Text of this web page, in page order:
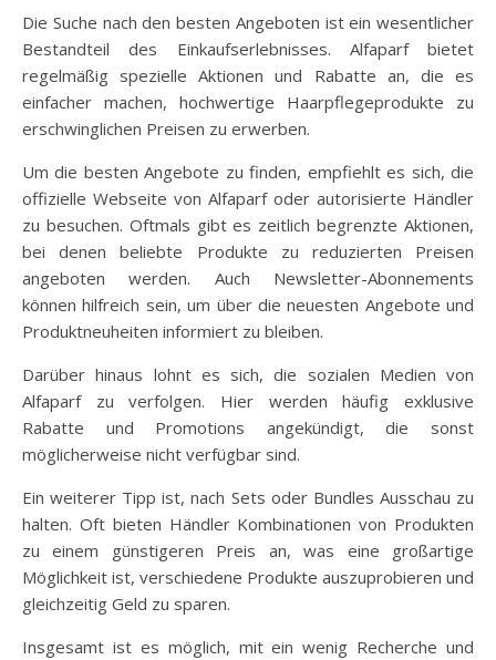
Die Suche nach den besten Angeboten ist ein wesentlicher
Bestandteil des Einkaufserlebnisses. Alfaparf bietet
regelmäßig spezielle Aktionen und Rabatte an, die es
einfacher machen, hochwertige Haarpflegeprodukte zu
erschwinglichen Preisen zu erwerben.
Um die besten Angebote zu finden, empfiehlt es sich, die
offizielle Webseite von Alfaparf oder autorisierte Händler
zu besuchen. Oftmals gibt es zeitlich begrenzte Aktionen,
bei denen beliebte Produkte zu reduzierten Preisen
angeboten werden. Auch Newsletter-Abonnements
können hilfreich sein, um über die neuesten Angebote und
Produktneuheiten informiert zu bleiben.
Darüber hinaus lohnt es sich, die sozialen Medien von
Alfaparf zu verfolgen. Hier werden häufig exklusive
Rabatte und Promotions angekündigt, die sonst
möglicherweise nicht verfügbar sind.
Ein weiterer Tipp ist, nach Sets oder Bundles Ausschau zu
halten. Oft bieten Händler Kombinationen von Produkten
zu einem günstigeren Preis an, was eine großartige
Möglichkeit ist, verschiedene Produkte auszuprobieren und
gleichzeitig Geld zu sparen.
Insgesamt ist es möglich, mit ein wenig Recherche und